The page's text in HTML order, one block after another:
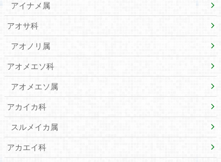
アイナメ属
アオサ科
アオノリ属
アオメエソ科
アオメエソ属
アカイカ科
スルメイカ属
アカエイ科